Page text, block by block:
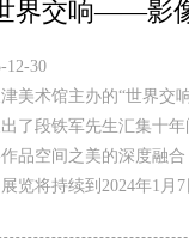
界交响——影
12-30
津美术馆主办的“世界
了段铁军先生汇集十
品空间之美的深度融
览将持续到2024年1月7